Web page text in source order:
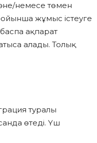
немесе төмен
жұмыс істеуге
ақпарат
алады. Толық
туралы
өтеді. Үш